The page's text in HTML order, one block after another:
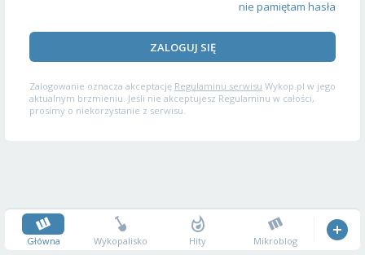
nie pamiętam hasła
ZALOGUJ SIĘ
Zalogowanie oznacza akceptację Regulaminu serwisu Wykop.pl w jego
aktualnym brzmieniu. Jeśli nie akceptujesz Regulaminu w całości,
prosimy o niekorzystanie z serwisu.
Główna Wykopalisko Hity Mikroblog